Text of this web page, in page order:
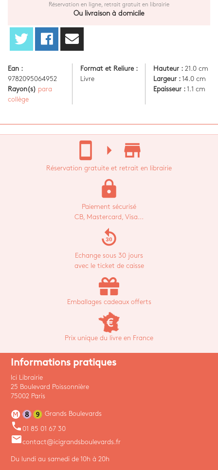
Réservation en ligne, retrait gratuit en librairie
Ou livraison à domicile
Ean :
9782095064952
Rayon(s) para
collège
Format et Reliure :
Livre
Hauteur :21.0 cm
Largeur :14.0 cm
Epaisseur :1.1 cm
stay_current_portrait arrow_right store_mall_directory
Réservation gratuite et retrait en librairie
lock
Paiement sécurisé
CB, Mastercard, Visa...
replay_30
Echange sous 30 jours
avec le ticket de caisse
Emballages cadeaux offerts
Prix unique du livre en France
Informations pratiques
Ici Librairie
25 Boulevard Poissonnière
75002 Paris
Grands Boulevards
phone 01 85 01 67 30
emailcontact@icigrandsboulevards.fr
Du lundi au samedi de 10h à 20h